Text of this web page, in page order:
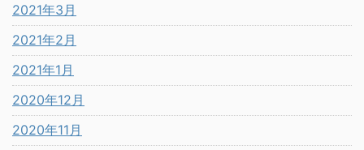
2021年3月
2021年2月
2021年1月
2020年12月
2020年11月